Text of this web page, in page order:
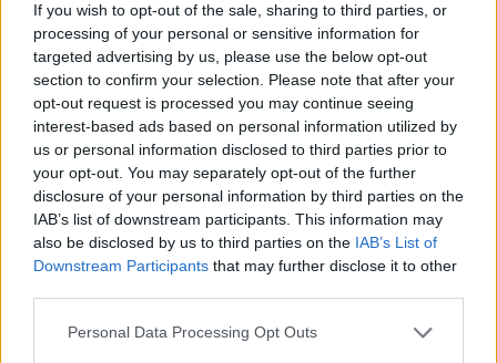
If you wish to opt-out of the sale, sharing to third parties, or
processing of your personal or sensitive information for
targeted advertising by us, please use the below opt-out
section to confirm your selection. Please note that after your
opt-out request is processed you may continue seeing
interest-based ads based on personal information utilized by
us or personal information disclosed to third parties prior to
your opt-out. You may separately opt-out of the further
disclosure of your personal information by third parties on the
IAB’s list of downstream participants. This information may
also be disclosed by us to third parties on the IAB’s List of
Downstream Participants that may further disclose it to other
Personal Data Processing Opt Outs
120,000 € për të ngrënë
në stratosferë? Plani
madhështor për turizmin
hapësino
studimin e parë të
menstruacioneve në
mikrogravitet në vitin
2027
Teoricienët e
konspiracionit
pretendojnë se Katy Perry
nuk shkoi kurrë në
hapësirë